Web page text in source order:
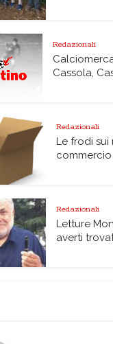
Redazionali
Cassola,
Redazionali
Le frodi sui
commercio
Redazionali
Letture
averti